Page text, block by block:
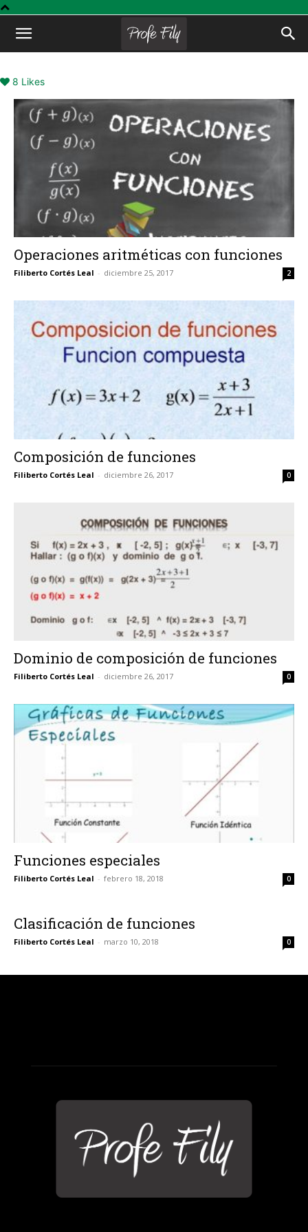
Profe
Fily
8 Likes
Operaciones aritméticas con funciones
Filiberto Cortés Leal - diciembre 25, 2017 2
Composición de funciones
Filiberto Cortés Leal - diciembre 26, 2017 0
Dominio de composición de funciones
Filiberto Cortés Leal - diciembre 26, 2017 0
Funciones especiales
Filiberto Cortés Leal - febrero 18, 2018 0
Clasificación de funciones
Filiberto Cortés Leal - marzo 10, 2018 0